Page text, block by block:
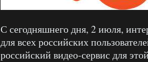
С сегодняшнего дня, 2 июля,
для всех российских
российский видео-сервис для